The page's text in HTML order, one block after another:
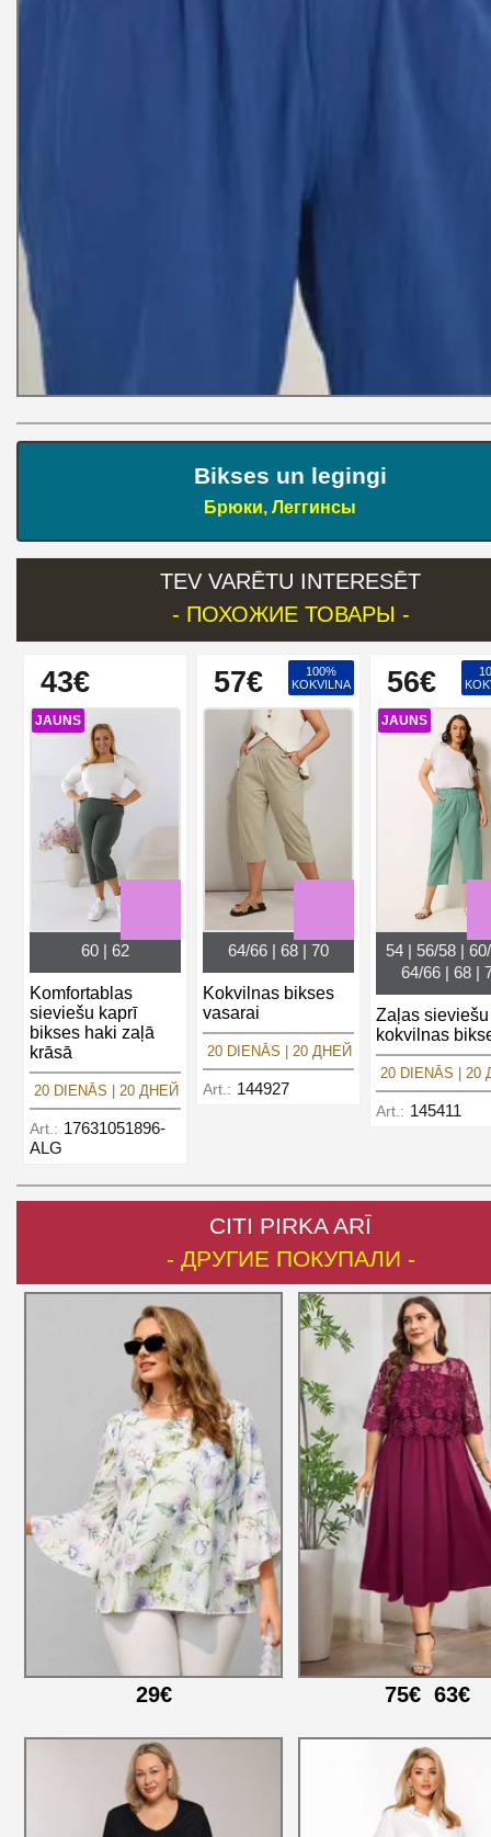
Bikses un legingi
Брюки, Леггинсы
TEV VARĒTU INTERESĒT
- ПОХОЖИЕ ТОВАРЫ -
43€
JAUNS
60 | 62
Komfortablas
sieviešu kaprī
bikses haki zaļā
krāsā
20 DIENĀS | 20 ДНЕЙ
Art.: 17631051896-
ALG
57€
100%
KOKVILNA
64/66 | 68 | 70
Kokvilnas bikses
vasarai
20 DIENĀS | 20 ДНЕЙ
Art.: 144927
56€
JAUNS
54 | 56/58 |
64/66 | 68 |
Zaļas sieviešu
kokvilnas
20 DIENĀS | 20
Art.: 145411
CITI PIRKA ARĪ
- ДРУГИЕ ПОКУПАЛИ -
29€ 75€ 63€